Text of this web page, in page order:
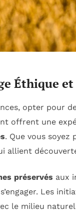
Éthique
opter pour
offrent une
. Que vous soyez
allient
préservés aux
Les
le milieu